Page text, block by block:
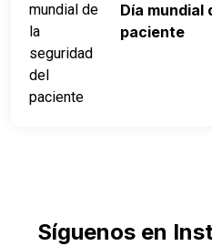
Día mundial
paciente
Síguenos en